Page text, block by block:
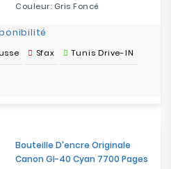
Couleur: Gris Foncé
Sfax Tunis Drive-IN
Bouteille D'encre Originale
Canon GI-40 Cyan 7700 Pages